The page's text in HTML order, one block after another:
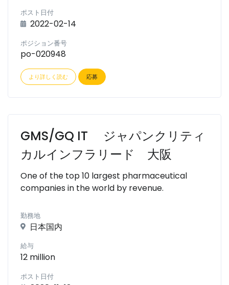
ポスト日付
2022-02-14
ポジション番号
po-020948
より詳しく読む 応募
GMS/GQ IT ジャパンクリティ
カルインフラリード 大阪
One of the top 10 largest pharmaceutical
companies in the world by revenue.
勤務地
日本国内
給与
12 million
ポスト日付